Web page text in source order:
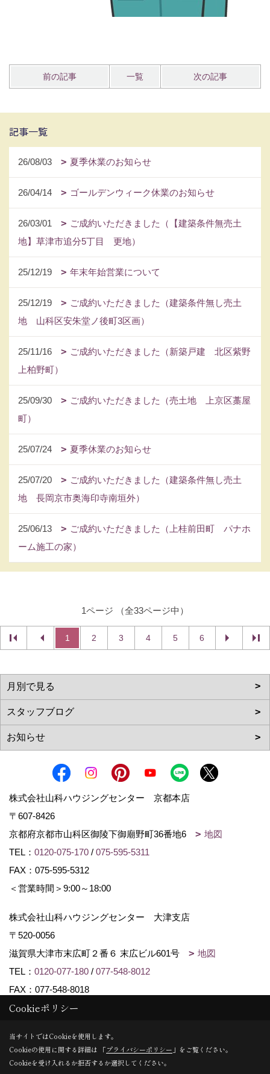
前の記事 一覧 次の記事
記事一覧
26/08/03 夏季休業のお知らせ
26/04/14 ゴールデンウィーク休業のお知らせ
26/03/01
ご成約いただきました（【建築条件無売土
地】草津市追分5丁目 更地）
25/12/19 年末年始営業について
25/12/19
ご成約いただきました（建築条件無し売土
地 山科区安朱堂ノ後町3区画）
25/11/16
ご成約いただきました（新築戸建 北区紫野
上柏野町）
25/09/30
ご成約いただきました（売土地 上京区藁屋
町）
25/07/24 夏季休業のお知らせ
25/07/20
ご成約いただきました（建築条件無し売土
地 長岡京市奥海印寺南垣外）
25/06/13
ご成約いただきました（上桂前田町 パナホ
ーム施工の家）
1ページ （全33ページ中）
1 2 3 4 5 6
株式会社山科ハウジングセンター 京都本店
〒607-8426
京都府京都市山科区御陵下御廟野町36番地6
地図
TEL： 0120-075-170 / 075-595-5311
FAX：075-595-5312
＜営業時間＞9:00～18:00
株式会社山科ハウジングセンター 大津支店
〒520-0056
滋賀県大津市末広町２番６ 末広ビル601号
地図
TEL： 0120-077-180 / 077-548-8012
FAX：077-548-8018
Copyright (c) Yamashina Housing center. All Rights Reserved.
Produced byゴデスクリエイト
Cookieポリシー
当サイトではCookieを使用します。
Cookieの使用に関する詳細は 「プライバシーポリシー 」をご覧ください。
Cookieを受け入れるか拒否するか選択してください。